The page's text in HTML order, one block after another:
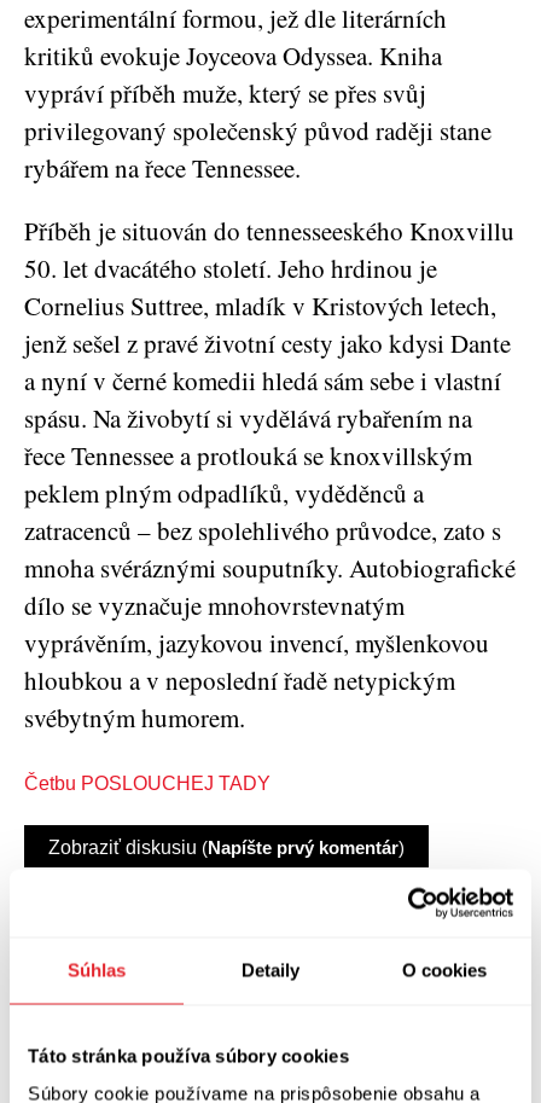
Súhlas Detaily O cookies
Táto stránka používa súbory cookies
Súbory cookie používame na prispôsobenie obsahu a
experimentální formou, jež dle literárních
kritiků evokuje Joyceova Odyssea. Kniha
vypráví příběh muže, který se přes svůj
privilegovaný společenský původ raději stane
rybářem na řece Tennessee.
Příběh je situován do tennesseeského Knoxvillu
50. let dvacátého století. Jeho hrdinou je
Cornelius Suttree, mladík v Kristových letech,
jenž sešel z pravé životní cesty jako kdysi Dante
a nyní v černé komedii hledá sám sebe i vlastní
spásu. Na živobytí si vydělává rybařením na
řece Tennessee a protlouká se knoxvillským
peklem plným odpadlíků, vyděděnců a
zatracenců – bez spolehlivého průvodce, zato s
mnoha svéráznými souputníky. Autobiografické
dílo se vyznačuje mnohovrstevnatým
vyprávěním, jazykovou invencí, myšlenkovou
hloubkou a v neposlední řadě netypickým
svébytným humorem.
Četbu POSLOUCHEJ TADY
Zobraziť diskusiu (Napíšte prvý komentár)